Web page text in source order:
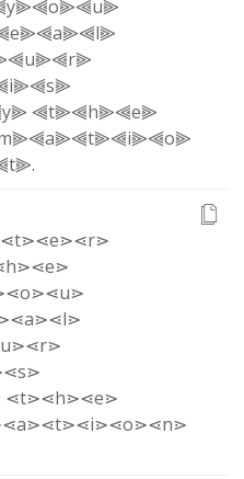
⫷o⫸⫷u⫸
⫷a⫸⫷l⫸
⫷u⫸⫷r⫸
⫷s⫸
⫷t⫸⫷h⫸⫷e⫸
⫷a⫸⫷t⫸⫷i⫸⫷o⫸
.
⋖t⋗⋖e⋗⋖r⋗
⋖e⋗
⋖o⋗⋖u⋗
⋖a⋗⋖l⋗
⋖r⋗
⋖s⋗
⋖t⋗⋖h⋗⋖e⋗
⋖a⋗⋖t⋗⋖i⋗⋖o⋗⋖n⋗